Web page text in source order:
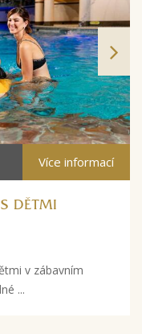
Více informací
DĚTMI
v zábavním
...